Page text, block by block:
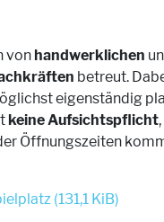
vonhandwerklichen
betreut.
eigenständig
keine Aufsichtspflicht
Öffnungszeiten
(131,1 KiB)